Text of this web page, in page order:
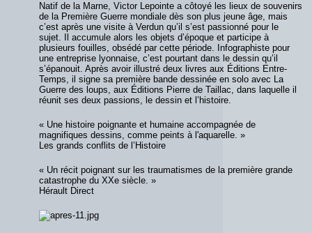
Natif de la Marne, Victor Lepointe a côtoyé les lieux de souvenirs
de la Première Guerre mondiale dès son plus jeune âge, mais
c’est après une visite à Verdun qu’il s’est passionné pour le
sujet. Il accumule alors les objets d’époque et participe à
plusieurs fouilles, obsédé par cette période. Infographiste pour
une entreprise lyonnaise, c’est pourtant dans le dessin qu’il
s’épanouit. Après avoir illustré deux livres aux Éditions Entre-
Temps, il signe sa première bande dessinée en solo avec La
Guerre des loups, aux Éditions Pierre de Taillac, dans laquelle il
réunit ses deux passions, le dessin et l’histoire.
« Une histoire poignante et humaine accompagnée de
magnifiques dessins, comme peints à l'aquarelle. »
Les grands conflits de l’Histoire
« Un récit poignant sur les traumatismes de la première grande
catastrophe du XXe siècle. »
Hérault Direct